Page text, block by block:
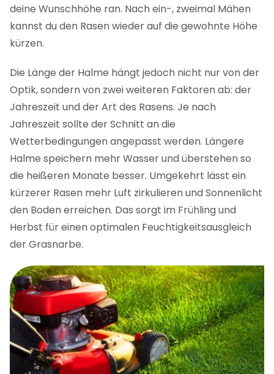
deine Wunschhöhe ran. Nach ein-, zweimal Mähen
kannst du den Rasen wieder auf die gewohnte Höhe
kürzen.
Die Länge der Halme hängt jedoch nicht nur von der
Optik, sondern von zwei weiteren Faktoren ab: der
Jahreszeit und der Art des Rasens. Je nach
Jahreszeit sollte der Schnitt an die
Wetterbedingungen angepasst werden. Längere
Halme speichern mehr Wasser und überstehen so
die heißeren Monate besser. Umgekehrt lässt ein
kürzerer Rasen mehr Luft zirkulieren und Sonnenlicht
den Boden erreichen. Das sorgt im Frühling und
Herbst für einen optimalen Feuchtigkeitsausgleich
der Grasnarbe.